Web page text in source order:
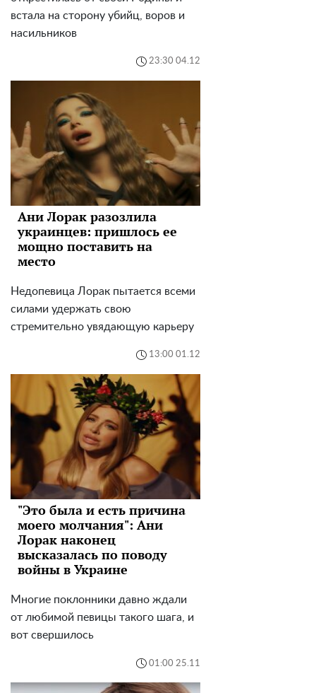
встала на сторону убийц, воров и
насильников
23:30 04.12
Ани Лорак разозлила
украинцев: пришлось ее
мощно поставить на
место
Недопевица Лорак пытается всеми
силами удержать свою
стремительно увядающую карьеру
13:00 01.12
"Это была и есть причина
моего молчания": Ани
Лорак наконец
высказалась по поводу
войны в Украине
Многие поклонники давно ждали
от любимой певицы такого шага, и
вот свершилось
01:00 25.11